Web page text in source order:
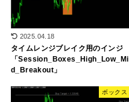
2025.04.18
タイムレンジブレイク用のインジ
「Session_Boxes_High_Low_Mi
d_Breakout」
ボックス